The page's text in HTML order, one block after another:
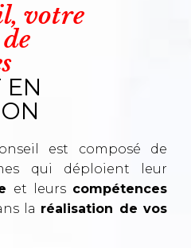
votre
EN
est composé de
qui déploient leur
et leurs compétences
la réalisation de vos